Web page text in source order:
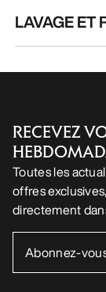
LAVAGE ET
RECEVEZ
Toutes les
offres
directement